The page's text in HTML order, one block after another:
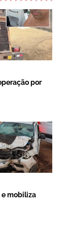
por
e mobiliza